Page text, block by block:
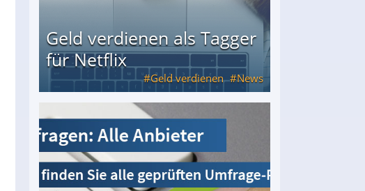
Geld verdienen als Tagger
für Netflix
Geld verdienen News